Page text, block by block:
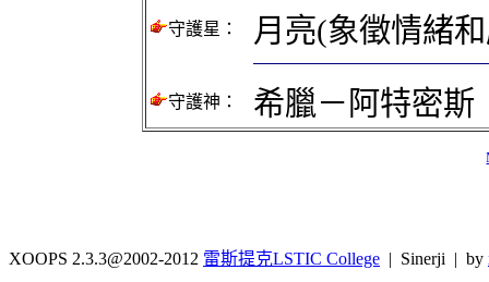
守護星： 月亮(象徵情緒
守護神： 希臘－阿特密
XOOPS 2.3.3@2002-2012 雷斯提克LSTIC College | Sinerji | by